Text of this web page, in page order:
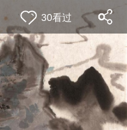
30看过